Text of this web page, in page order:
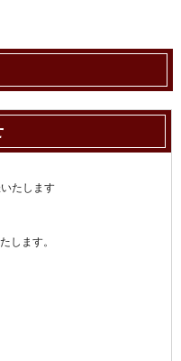
たします
します。